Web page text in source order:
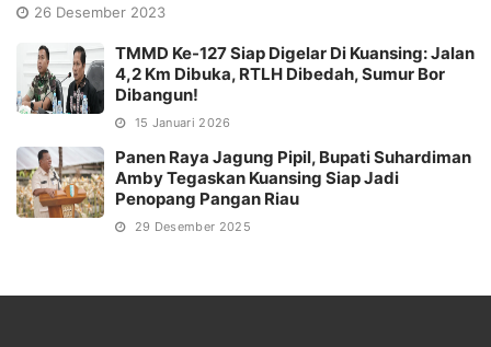
26 Desember 2023
TMMD Ke-127 Siap Digelar Di Kuansing: Jalan
4,2 Km Dibuka, RTLH Dibedah, Sumur Bor
Dibangun!
15 Januari 2026
Panen Raya Jagung Pipil, Bupati Suhardiman
Amby Tegaskan Kuansing Siap Jadi
Penopang Pangan Riau
29 Desember 2025